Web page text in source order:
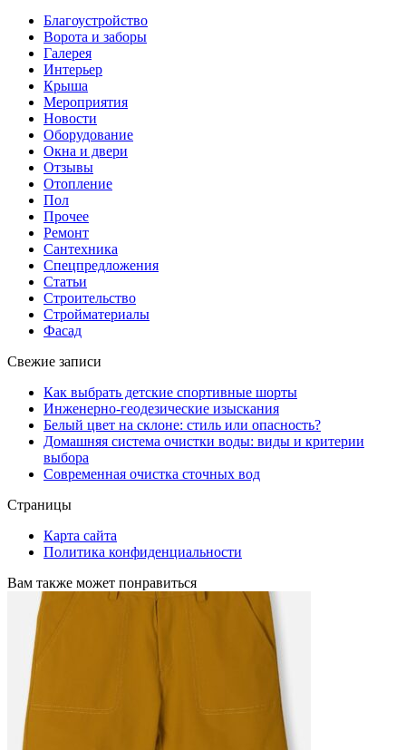
Благоустройство
Ворота и заборы
Галерея
Интерьер
Крыша
Мероприятия
Новости
Оборудование
Окна и двери
Отзывы
Отопление
Пол
Прочее
Ремонт
Сантехника
Спецпредложения
Статьи
Строительство
Стройматериалы
Фасад
Свежие записи
Как выбрать детские спортивные шорты
Инженерно-геодезические изыскания
Белый цвет на склоне: стиль или опасность?
Домашняя система очистки воды: виды и критерии
выбора
Современная очистка сточных вод
Страницы
Карта сайта
Политика конфиденциальности
Вам также может понравиться